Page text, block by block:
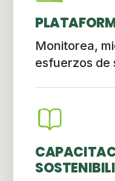
Monitorea,
esfuerzos de